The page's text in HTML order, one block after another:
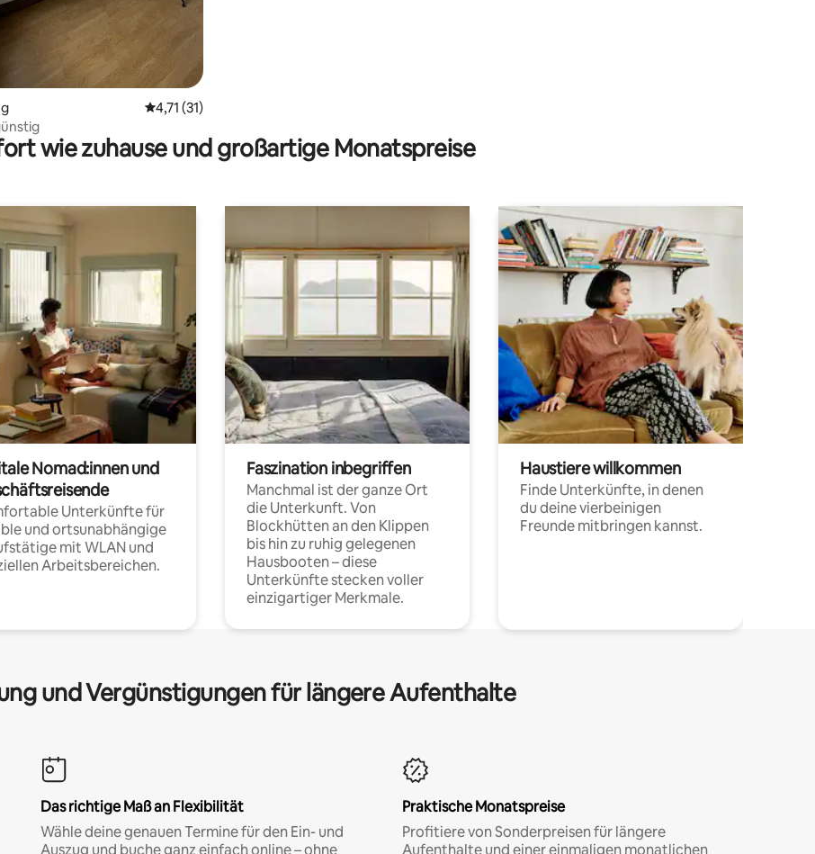
Durchschnittliche Bewertung: 4,71 von 5, 31 Bewertungen
4,71 (31)
wie zuhause und großartige Monatspreise
Nomad:innen und
Unterkünfte für
und ortsunabhängige
mit WLAN und
Arbeitsbereichen.
Faszination inbegriffen
Manchmal ist der ganze Ort
die Unterkunft. Von
Blockhütten an den Klippen
bis hin zu ruhig gelegenen
Hausbooten – diese
Unterkünfte stecken voller
einzigartiger Merkmale.
Haustiere willkommen
Finde Unterkünfte, in denen
du deine vierbeinigen
Freunde mitbringen kannst.
und Vergünstigungen für längere Aufenthalte
Das richtige Maß an Flexibilität
Wähle deine genauen Termine für den Ein- und
Auszug und buche ganz einfach online – ohne
Praktische Monatspreise
Profitiere von Sonderpreisen für längere
Aufenthalte und einer einmaligen monatlichen